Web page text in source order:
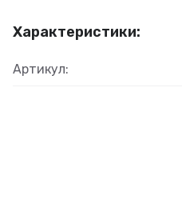
Характеристики:
Артикул: